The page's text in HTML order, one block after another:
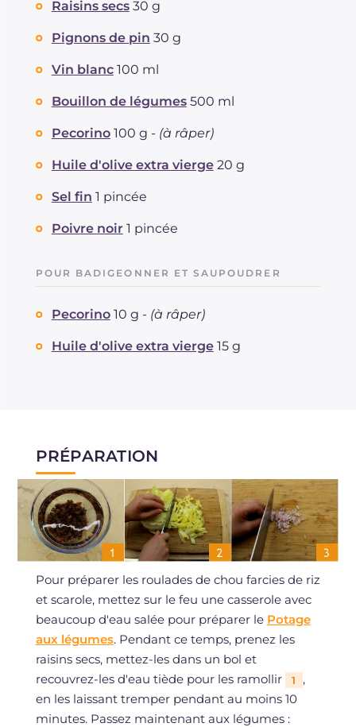
Raisins secs 30 g
Pignons de pin 30 g
Vin blanc 100 ml
Bouillon de légumes 500 ml
Pecorino 100 g - (à râper)
Huile d'olive extra vierge 20 g
Sel fin 1 pincée
Poivre noir 1 pincée
POUR BADIGEONNER ET SAUPOUDRER
Pecorino 10 g - (à râper)
Huile d'olive extra vierge 15 g
PRÉPARATION
Pour préparer les roulades de chou farcies de riz
et scarole, mettez sur le feu une casserole avec
beaucoup d'eau salée pour préparer le Potage
aux légumes. Pendant ce temps, prenez les
raisins secs, mettez-les dans un bol et
recouvrez-les d'eau tiède pour les ramollir
1
,
en les laissant tremper pendant au moins 10
minutes. Passez maintenant aux légumes :